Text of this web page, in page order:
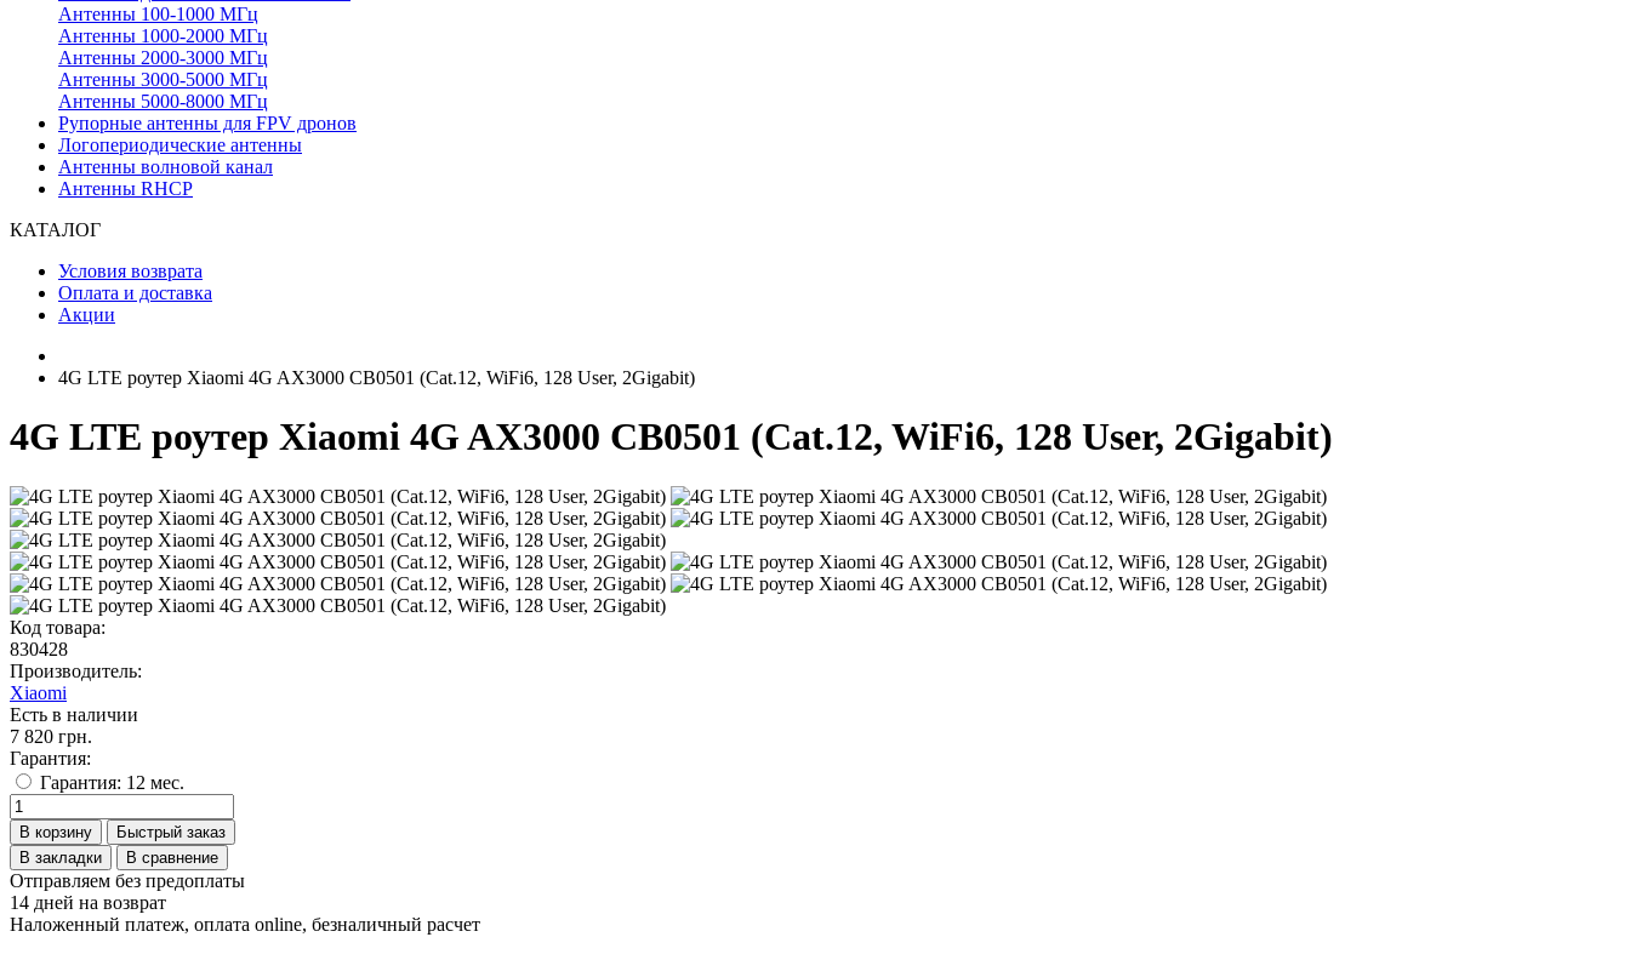
Антенны 100-1000 МГц
Антенны 1000-2000 МГц
Антенны 2000-3000 МГц
Антенны 3000-5000 МГц
Антенны 5000-8000 МГц
Рупорные антенны для FPV дронов
Логопериодические антенны
Антенны волновой канал
Антенны RHCP
КАТАЛОГ
Условия возврата
Оплата и доставка
Акции
4G LTE роутер Xiaomi 4G AX3000 CB0501 (Cat.12, WiFi6, 128 User, 2Gigabit)
4G LTE роутер Xiaomi 4G AX3000 CB0501 (Cat.12, WiFi6, 128 User, 2Gigabit)
Код товара:
830428
Производитель:
Xiaomi
Есть в наличии
7 820 грн.
Гарантия:
Гарантия: 12 мес.
В корзину
Быстрый заказ
В закладки
В сравнение
Отправляем без предоплаты
14 дней на возврат
Наложенный платеж, оплата online, безналичный расчет